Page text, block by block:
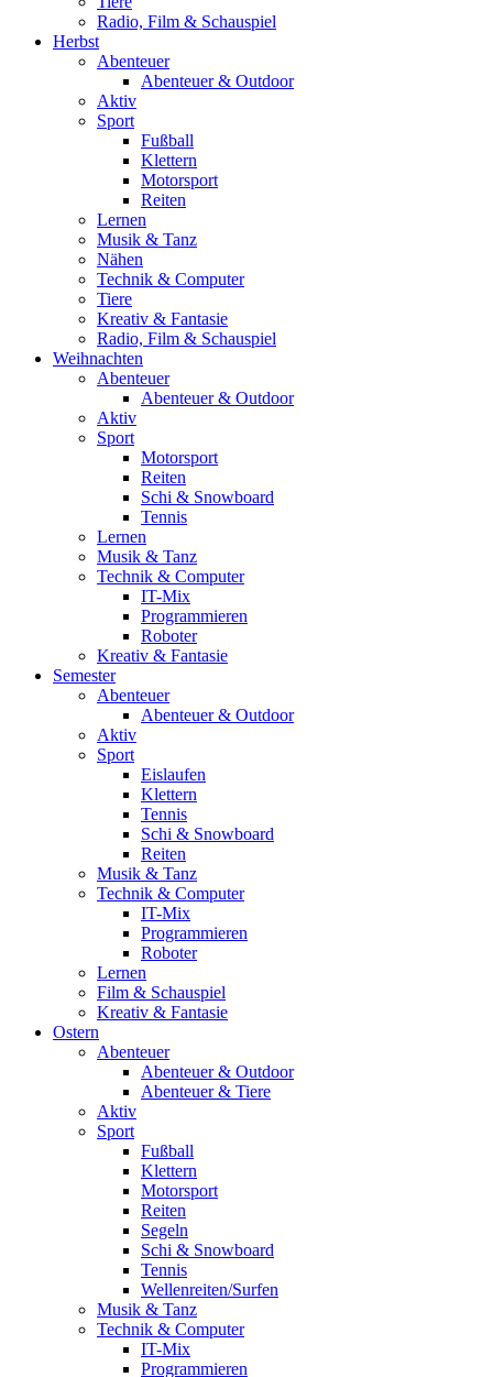
Radio, Film & Schauspiel
Herbst
Abenteuer
Abenteuer & Outdoor
Aktiv
Sport
Fußball
Klettern
Motorsport
Reiten
Lernen
Musik & Tanz
Nähen
Technik & Computer
Tiere
Kreativ & Fantasie
Radio, Film & Schauspiel
Weihnachten
Abenteuer
Abenteuer & Outdoor
Aktiv
Sport
Motorsport
Reiten
Schi & Snowboard
Tennis
Lernen
Musik & Tanz
Technik & Computer
IT-Mix
Programmieren
Roboter
Kreativ & Fantasie
Semester
Abenteuer
Abenteuer & Outdoor
Aktiv
Sport
Eislaufen
Klettern
Tennis
Schi & Snowboard
Reiten
Musik & Tanz
Technik & Computer
IT-Mix
Programmieren
Roboter
Lernen
Film & Schauspiel
Kreativ & Fantasie
Ostern
Abenteuer
Abenteuer & Outdoor
Abenteuer & Tiere
Aktiv
Sport
Fußball
Klettern
Motorsport
Reiten
Segeln
Schi & Snowboard
Tennis
Wellenreiten/Surfen
Musik & Tanz
Technik & Computer
IT-Mix
Programmieren